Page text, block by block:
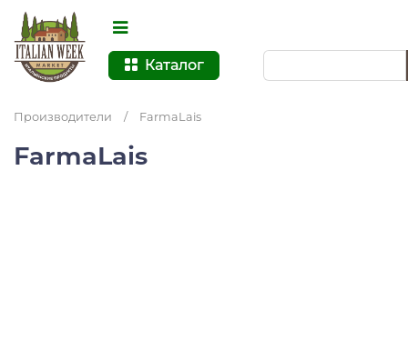
Каталог
Производители / FarmaLais
FarmaLais